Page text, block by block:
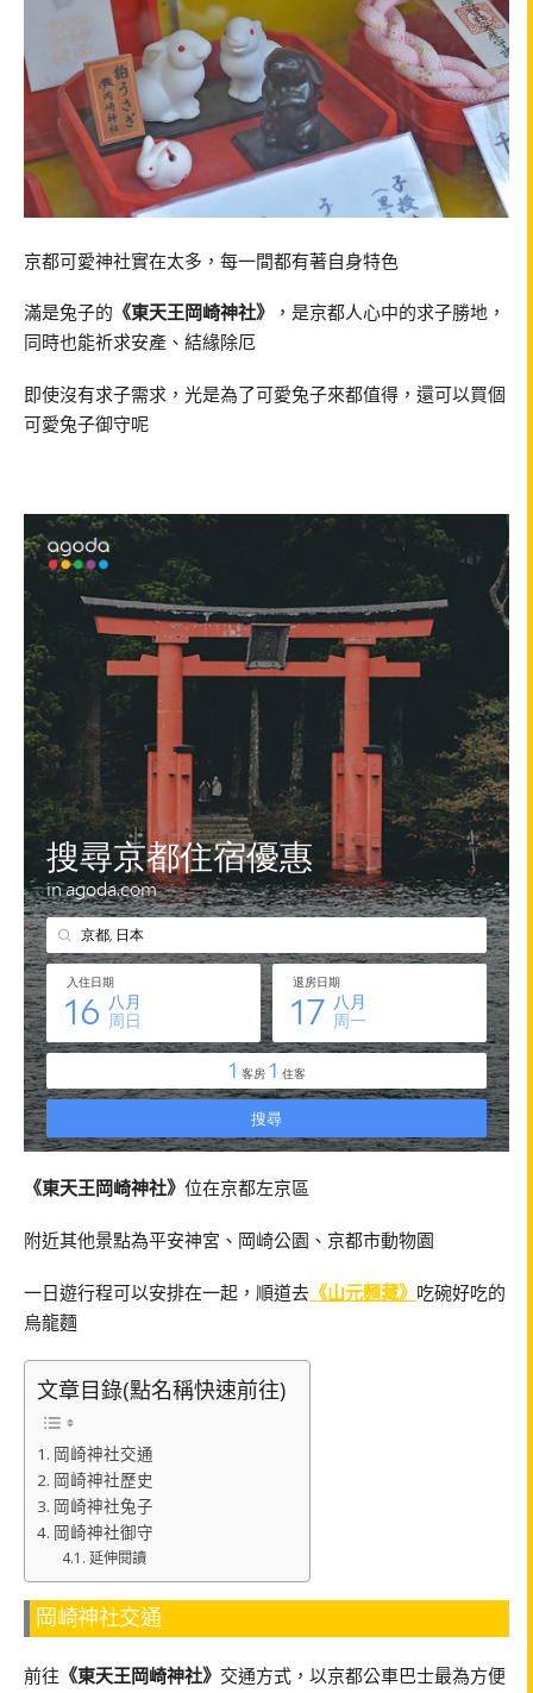
京都可愛神社實在太多，每一間都有著自身特色
滿是兔子的 《東天王岡崎神社》
，是京都人心中的求子勝地，
同時也能祈求安產、結緣除厄
即使沒有求子需求，光是為了可愛兔子來都值得，還可以買個
可愛兔子御守呢
《東天王岡崎神社》 位在京都左京區
附近其他景點為平安神宮、岡崎公園、京都市動物園
一日遊行程可以安排在一起，順道去 《山元麵藏》 吃碗好吃的
烏龍麵
文章目錄(點名稱快速前往)
岡崎神社交通
岡崎神社歷史
岡崎神社兔子
岡崎神社御守
延伸閱讀
岡崎神社交通
前往 《東天王岡崎神社》 交通方式，以京都公車巴士最為方便